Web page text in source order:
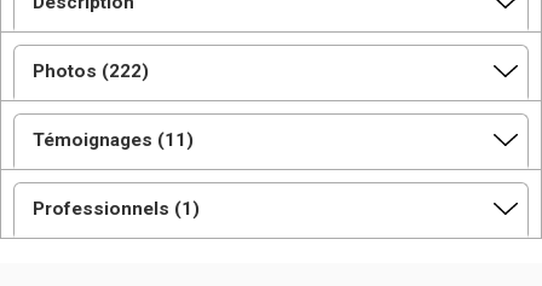
Photos (222)
Témoignages (11)
Professionnels (1)